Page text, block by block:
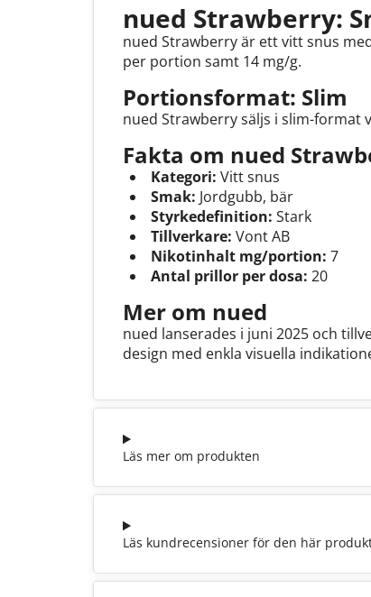
nued Strawberry:
nued Strawberry är ett vitt snus
per portion samt 14 mg/g.
Portionsformat: Slim
nued Strawberry säljs i slim-format
Fakta om nued
Kategori: Vitt snus
Smak: Jordgubb, bär
Styrkedefinition: Stark
Tillverkare: Vont AB
Nikotinhalt mg/portion: 7
Antal prillor per dosa: 20
Mer om nued
nued lanserades i juni 2025 och
design med enkla visuella
Läs mer om produkten
Läs kundrecensioner för den här